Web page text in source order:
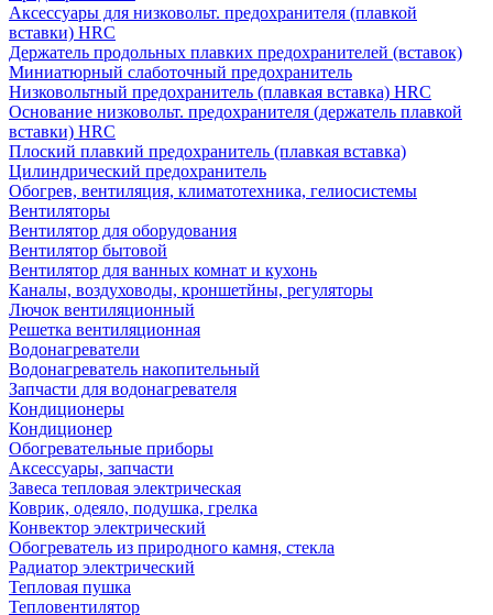
Аксессуары для низковольт. предохранителя (плавкой
вставки) HRC
Держатель продольных плавких предохранителей (вставок)
Миниатюрный слаботочный предохранитель
Низковольтный предохранитель (плавкая вставка) HRC
Основание низковольт. предохранителя (держатель плавкой
вставки) HRC
Плоский плавкий предохранитель (плавкая вставка)
Цилиндрический предохранитель
Обогрев, вентиляция, климатотехника, гелиосистемы
Вентиляторы
Вентилятор для оборудования
Вентилятор бытовой
Вентилятор для ванных комнат и кухонь
Каналы, воздуховоды, кроншетйны, регуляторы
Лючок вентиляционный
Решетка вентиляционная
Водонагреватели
Водонагреватель накопительный
Запчасти для водонагревателя
Кондиционеры
Кондиционер
Обогревательные приборы
Аксессуары, запчасти
Завеса тепловая электрическая
Коврик, одеяло, подушка, грелка
Конвектор электрический
Обогреватель из природного камня, стекла
Радиатор электрический
Тепловая пушка
Тепловентилятор